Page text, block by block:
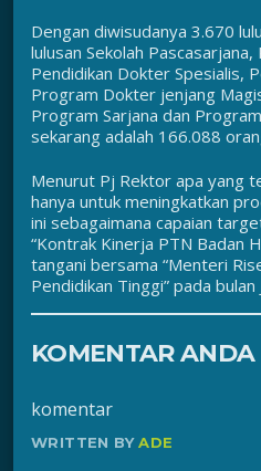
Dengan diwisudanya 3.670
lulusan Sekolah
Pendidikan Dokter Spesialis,
Program Dokter jenjang
Program Sarjana dan
sekarang adalah 166.088
Menurut Pj Rektor apa yang
hanya untuk meningkatkan
ini sebagaimana capaian
“Kontrak Kinerja PTN Badan
tangani bersama “Menteri
Pendidikan Tinggi” pada bulan
KOMENTAR ANDA
komentar
WRITTEN BYADE